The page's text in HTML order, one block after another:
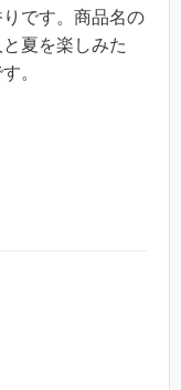
です。商品名の
夏を楽しみた
。